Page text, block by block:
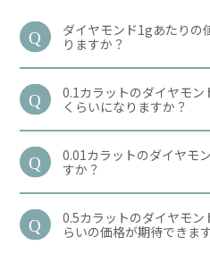
ダイヤモンド1gあたりの
りますか？
0.1カラットのダイヤモ
くらいになりますか？
0.01カラットのダイヤモ
すか？
0.5カラットのダイヤモン
らいの価格が期待できま